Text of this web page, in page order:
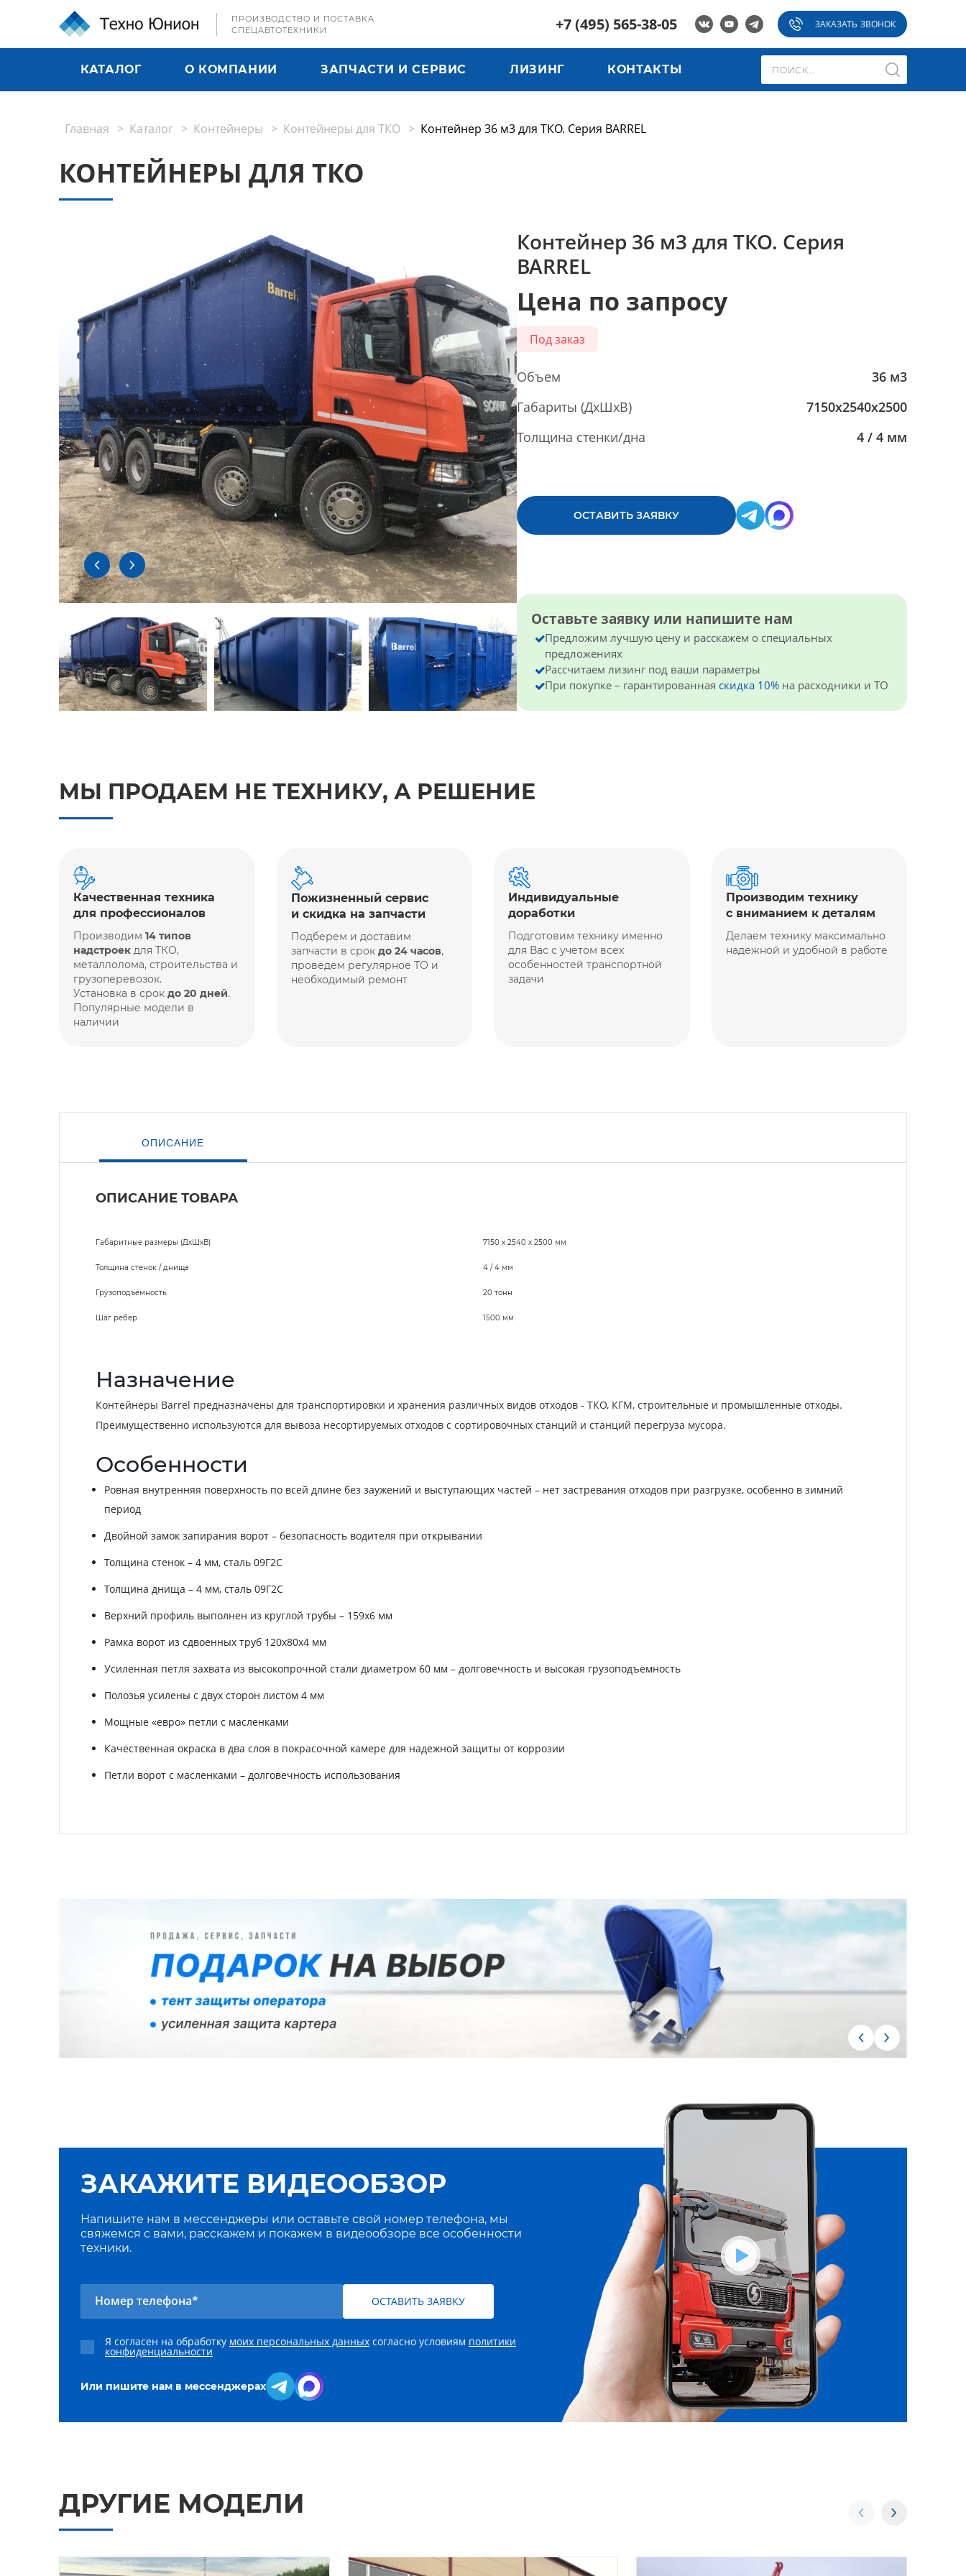
ПРОИЗВОДСТВО И ПОСТАВКА
СПЕЦАВТОТЕХНИКИ
+7 (495) 565-38-05 ЗАКАЗАТЬ ЗВОНОК
КАТАЛОГ О КОМПАНИИ ЗАПЧАСТИ И СЕРВИС ЛИЗИНГ КОНТАКТЫ
Главная Каталог Контейнеры Контейнеры для ТКО Контейнер 36 м3 для ТКО. Серия BARREL
КОНТЕЙНЕРЫ ДЛЯ ТКО
Контейнер 36 м3 для ТКО. Серия
BARREL
Цена по запросу
Под заказ
Объем
36 м3
Габариты (ДхШхВ)
7150х2540х2500
Толщина стенки/дна
4 / 4 мм
ОСТАВИТЬ ЗАЯВКУ
Оставьте заявку или напишите нам
Предложим лучшую цену и расскажем о специальных
предложениях
Рассчитаем лизинг под ваши параметры
При покупке – гарантированная скидка 10% на расходники и ТО
МЫ ПРОДАЕМ НЕ ТЕХНИКУ, А РЕШЕНИЕ
Качественная техника
для профессионалов
Производим 14 типов
надстроек для ТКО,
металлолома, строительства и
грузоперевозок.
Установка в срок до 20 дней.
Популярные модели в
наличии
Пожизненный сервис
и скидка на запчасти
Подберем и доставим
запчасти в срок до 24 часов,
проведем регулярное ТО и
необходимый ремонт
Индивидуальные
доработки
Подготовим технику именно
для Вас с учетом всех
особенностей транспортной
задачи
Производим технику
с вниманием к деталям
Делаем технику максимально
надежной и удобной в работе
ОПИСАНИЕ
ОПИСАНИЕ ТОВАРА
Габаритные размеры (ДхШхВ) 7150 х 2540 х 2500 мм
Толщина стенок / днища 4 / 4 мм
Грузоподъемность 20 тонн
Шаг рёбер 1500 мм
Назначение
Контейнеры Barrel предназначены для транспортировки и хранения различных видов отходов - ТКО, КГМ, строительные и промышленные отходы.
Преимущественно используются для вывоза несортируемых отходов с сортировочных станций и станций перегруза мусора.
Особенности
Ровная внутренняя поверхность по всей длине без заужений и выступающих частей – нет застревания отходов при разгрузке, особенно в зимний
период
Двойной замок запирания ворот – безопасность водителя при открывании
Толщина стенок – 4 мм, сталь 09Г2С
Толщина днища – 4 мм, сталь 09Г2С
Верхний профиль выполнен из круглой трубы – 159х6 мм
Рамка ворот из сдвоенных труб 120х80х4 мм
Усиленная петля захвата из высокопрочной стали диаметром 60 мм – долговечность и высокая грузоподъемность
Полозья усилены с двух сторон листом 4 мм
Мощные «евро» петли с масленками
Качественная окраска в два слоя в покрасочной камере для надежной защиты от коррозии
Петли ворот с масленками – долговечность использования
ЗАКАЖИТЕ ВИДЕООБЗОР
Напишите нам в мессенджеры или оставьте свой номер телефона, мы
свяжемся с вами, расскажем и покажем в видеообзоре все особенности
техники.
Номер телефона* ОСТАВИТЬ ЗАЯВКУ
Я согласен на обработку моих персональных данных согласно условиям политики
конфиденциальности
Или пишите нам в мессенджерах
ДРУГИЕ МОДЕЛИ